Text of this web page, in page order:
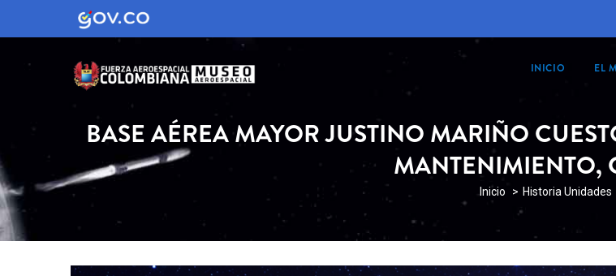
NAVIGATION
INICIO EL
BASE AÉREA MAYOR JUSTINO MARIÑO
MANTENIMIENTO,
SOBRESCRIBIR
ENLACES
DE
Inicio Historia Unidades